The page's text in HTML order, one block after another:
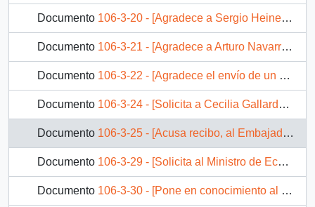
Documento 106-3-20 - [Agradece a Sergio Heine el envío del libro A Revolution Aborted]
Documento 106-3-21 - [Agradece a Arturo Navarro el envío del libro " Una Dama de Lila y Negro"]
Documento 106-3-22 - [Agradece el envío de un ejemplar del libro "Gramsci, la Ciudad Futura"]
Documento 106-3-24 - [Solicita a Cecilia Gallardo de parte de Luis Cañipa Ponce, Alcalde Arica, quien pide ayuda para la restauración del Fuerte de la Ex - Isla del Alacrán]
Documento 106-3-25 - [Acusa recibo, al Embajador de Chile en Venezuela, sobre su carta con fecha 18 de Abril, donde incluye el resumen de las actividades culturales desarrolladas por esta Embajada]
Documento 106-3-29 - [Solicita al Ministro de Economía dictar un decreto de subvención para la Agencia Adventista de Dasarrollo y Recursos Asistenciales]
Documento 106-3-30 - [Pone en conocimiento al señor Germán Correa sobre la solicitud del señor Juan Ñanculef, Presidente del P.P.D de Cautin, quién aspira una concesión de radio para el Pueblo Mapuche]